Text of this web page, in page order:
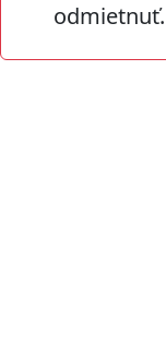
odmietnuť.